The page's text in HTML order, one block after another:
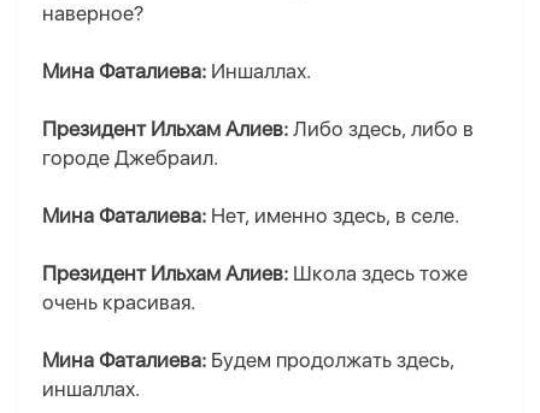
наверное?
Мина Фаталиева: Иншаллах.
Президент Ильхам Алиев: Либо здесь, либо в
городе Джебраил.
Мина Фаталиева: Нет, именно здесь, в селе.
Президент Ильхам Алиев: Школа здесь тоже
очень красивая.
Мина Фаталиева: Будем продолжать здесь,
иншаллах.